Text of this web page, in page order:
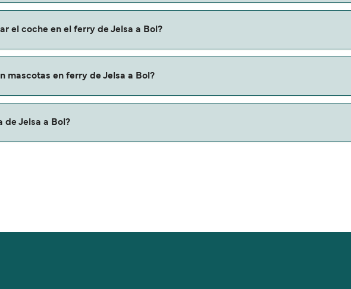
el coche en el ferry de Jelsa a Bol?
mascotas en ferry de Jelsa a Bol?
de Jelsa a Bol?